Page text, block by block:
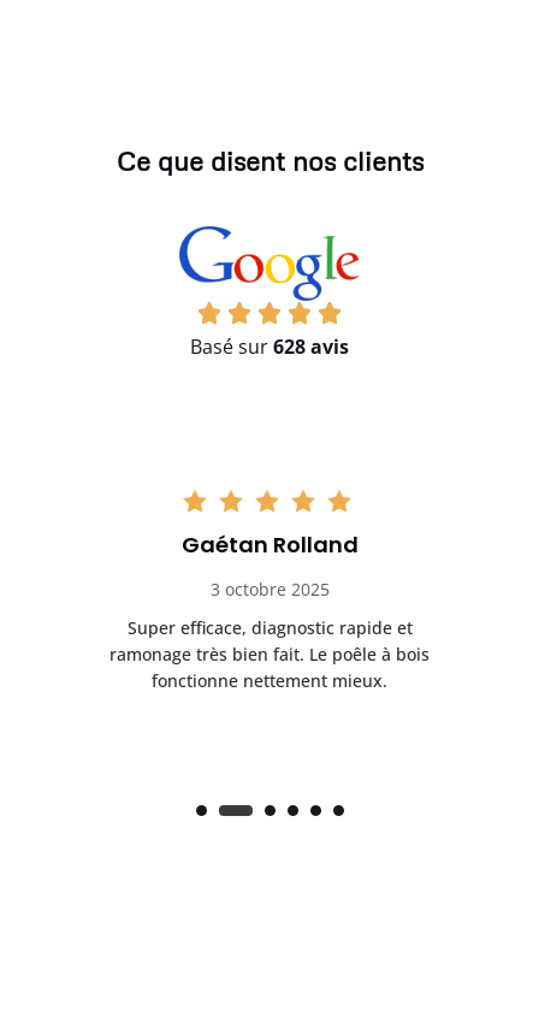
Ce que disent nos clients
Basé sur628 avis
Gaétan Rolland
3 octobre 2025
Super efficace, diagnostic rapide et
ramonage très bien fait. Le poêle à bois
fonctionne nettement mieux.